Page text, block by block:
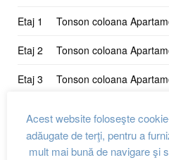
Etaj 1 Tonson coloana
Etaj 2 Tonson coloana
Etaj 3 Tonson coloana
Acest website foloseşte
adăugate de terţi, pentru a
mult mai bună de navigare şi